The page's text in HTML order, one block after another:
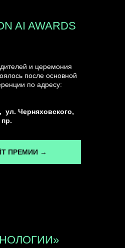
и церемония
после основной
по адресу:
ул. Черняховского,
AI AWARDS
ПРЕМИИ →